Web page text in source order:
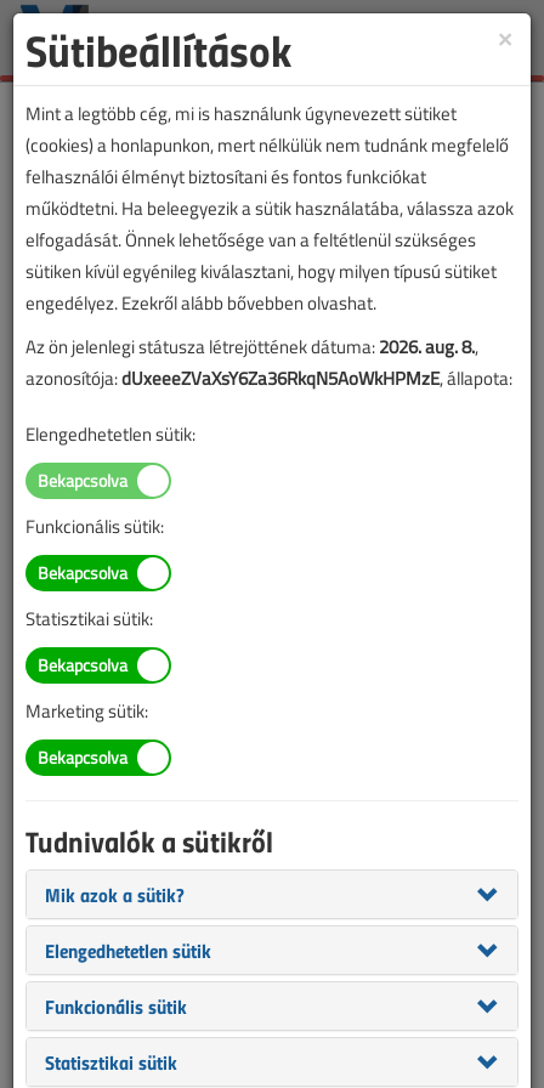
Toggle
Mozgásérzékelős
közvilágítás
2018. január 8. |
Az alábbi tartalom archív, 8 éve frissült utoljára. A cikkben szereplő
információk mára aktualitásukat veszíthették, valamint a tartalom
helyenként hiányos lehet (képek, táblázatok stb.).
×
Sütibeállítások
Mint a legtöbb cég, mi is használunk úgynevezett sütiket
(cookies) a honlapunkon, mert nélkülük nem tudnánk megfelelő
felhasználói élményt biztosítani és fontos funkciókat
működtetni. Ha beleegyezik a sütik használatába, válassza azok
elfogadását. Önnek lehetősége van a feltétlenül szükséges
sütiken kívül egyénileg kiválasztani, hogy milyen típusú sütiket
engedélyez. Ezekről alább bővebben olvashat.
Az ön jelenlegi státusza létrejöttének dátuma:2026. aug. 8.,
azonosítója:dUxeeeZVaXsY6Za36RkqN5AoWkHPMzE, állapota:
Elengedhetetlen sütik:
Funkcionális sütik:
Statisztikai sütik:
Marketing sütik:
Tudnivalók a sütikről
Mik azok a sütik?
Elengedhetetlen sütik
Funkcionális sütik
Statisztikai sütik